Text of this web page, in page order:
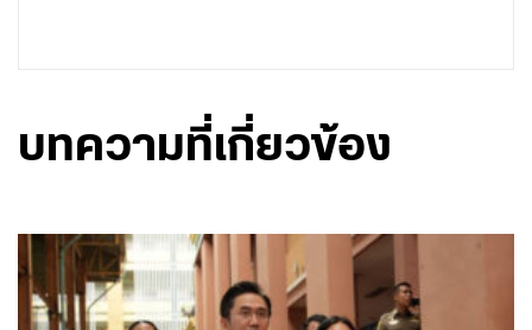
บทความที่เกี่ยวข้อง